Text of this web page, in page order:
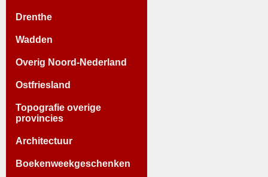
Drenthe
Wadden
Overig Noord-Nederland
Ostfriesland
Topografie overige
provincies
Architectuur
Boekenweekgeschenken